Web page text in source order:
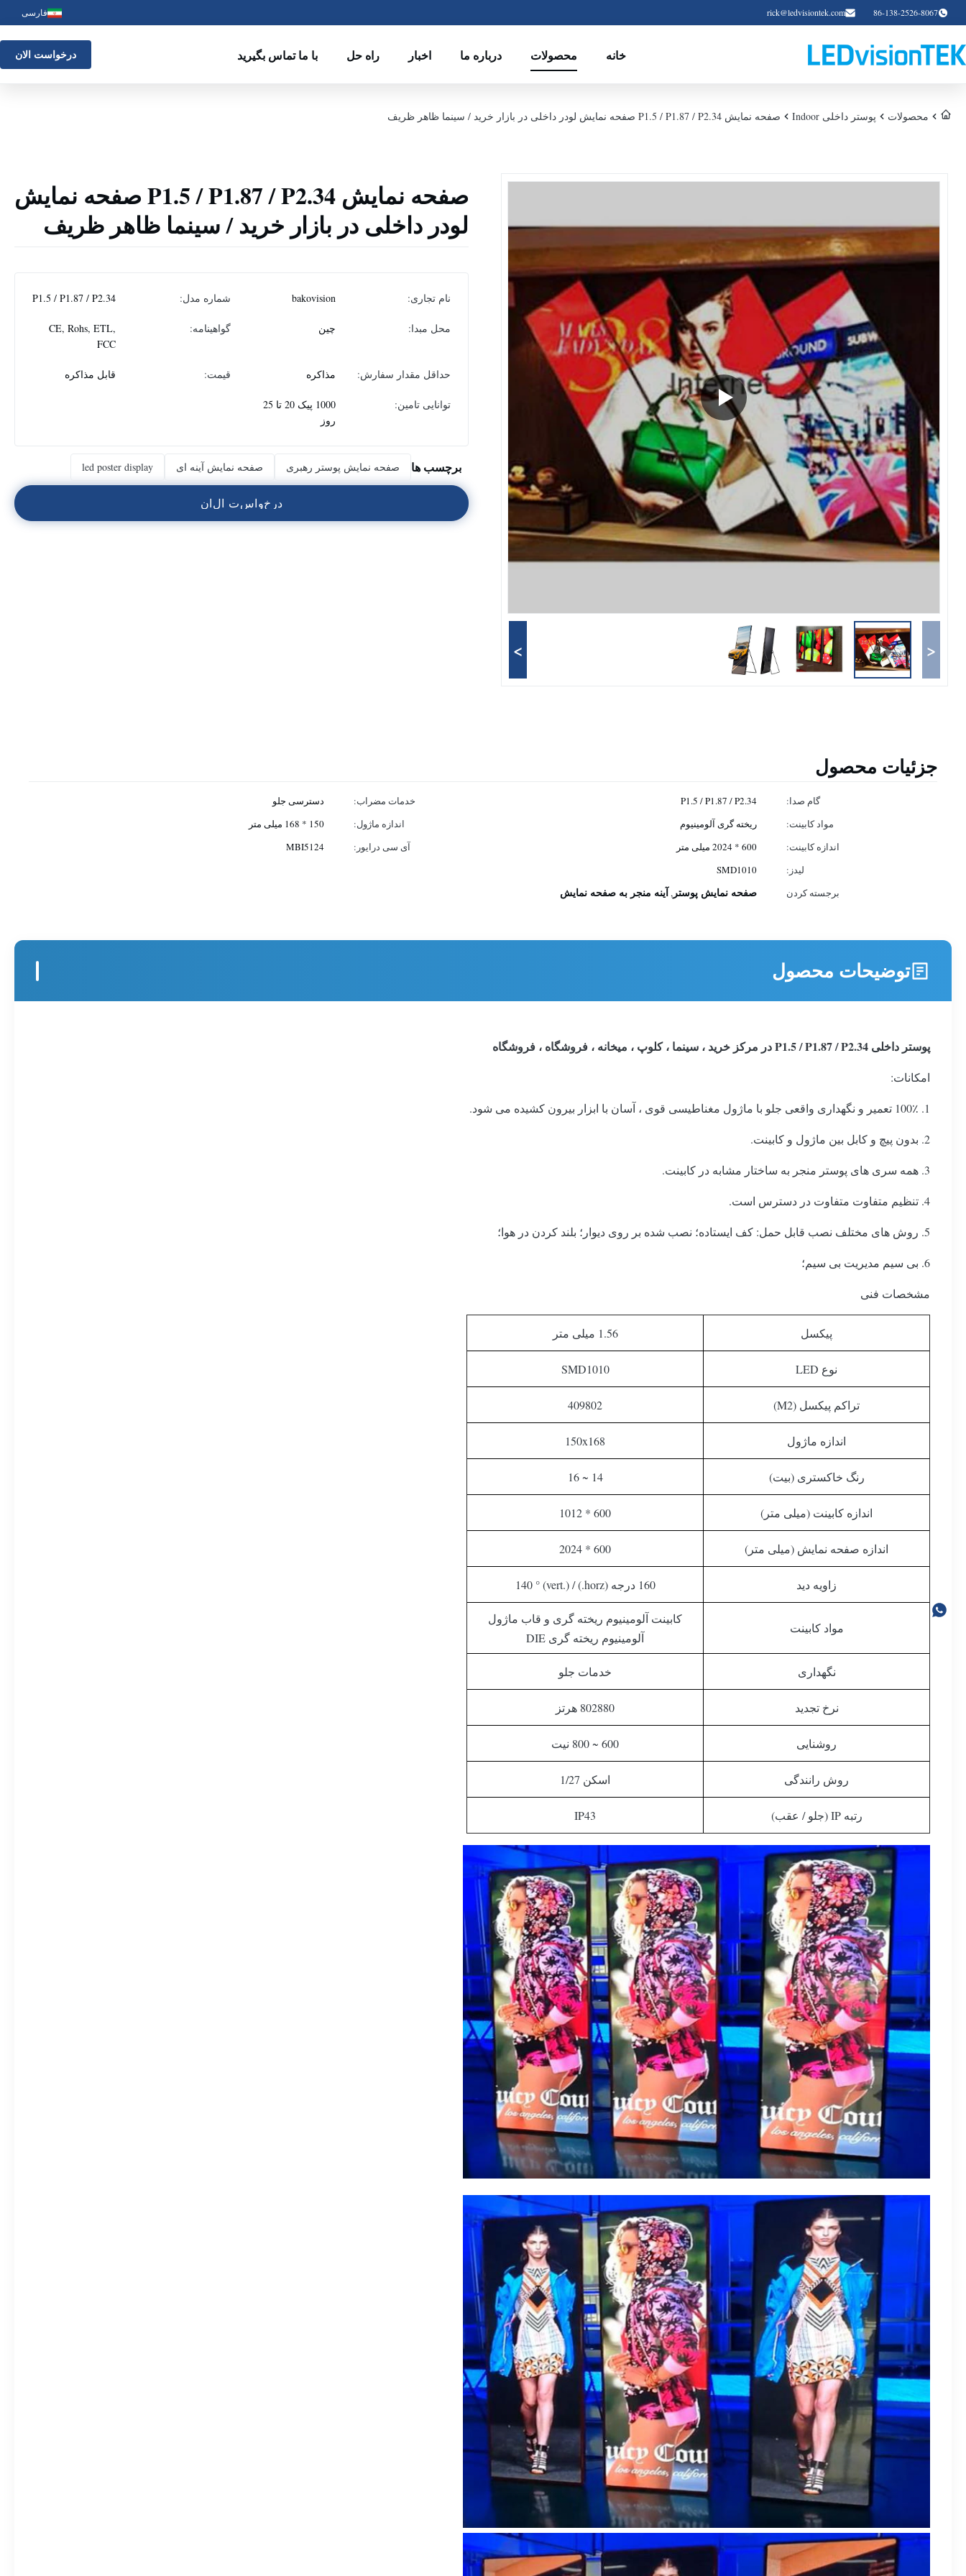
86-138-2526-8067
rick@ledvisiontek.com فارسی
خانه محصولات درباره ما اخبار راه حل با ما تماس بگیرید درخواست الان
محصولات پوستر داخلی Indoor صفحه نمایش P1.5 / P1.87 / P2.34 صفحه نمایش لودر داخلی در بازار خرید / سینما ظاهر ظریف
<
>
صفحه نمایش P1.5 / P1.87 / P2.34 صفحه نمایش
لودر داخلی در بازار خرید / سینما ظاهر ظریف
نام تجاری: bakovision شماره مدل: P1.5 / P1.87 / P2.34
محل مبدا: چين گواهینامه:
CE, Rohs, ETL,
FCC
حداقل مقدار سفارش: مذاکره قیمت: قابل مذاکره
توانایی تامین:
1000 پیک 20 تا 25
روز
برچسب ها صفحه نمایش پوستر رهبری صفحه نمایش آینه ای led poster display
در خواست الان
جزئیات محصول
گام صدا: P1.5 / P1.87 / P2.34 خدمات مضراب:
دسترسی جلو
مواد کابینت:
ریخته گری آلومینیوم اندازه ماژول:
150 * 168 میلی متر
اندازه کابینت:
600 * 2024 میلی متر آی سی درایور:
MBI5124
لیدز:
SMD1010
برجسته کردن
صفحه نمایش پوستر ,آینه منجر به صفحه نمایش
توضیحات محصول
پوستر داخلی P1.5 / P1.87 / P2.34 در مرکز خرید ، سینما ، کلوپ ، میخانه ، فروشگاه ، فروشگاه
امکانات:
1. 100٪ تعمیر و نگهداری واقعی جلو با ماژول مغناطیسی قوی ، آسان با ابزار بیرون کشیده می شود.
2. بدون پیچ و کابل بین ماژول و کابینت.
3. همه سری های پوستر منجر به ساختار مشابه در کابینت.
4. تنظیم متفاوت متفاوت در دسترس است.
5. روش های مختلف نصب قابل حمل: کف ایستاده؛ نصب شده بر روی دیوار؛ بلند کردن در هوا؛
6. بی سیم مدیریت بی سیم؛
مشخصات فنی
پیکسل 1.56 میلی متر
نوع LED SMD1010
تراکم پیکسل (M2) 409802
اندازه ماژول 150x168
رنگ خاکستری (بیت) 14 ~ 16
اندازه کابینت (میلی متر) 600 * 1012
اندازه صفحه نمایش (میلی متر) 600 * 2024
زاویه دید 160 درجه (horz.) / 140 ° (vert.)
مواد کابینت
کابینت آلومینیوم ریخته گری و قاب ماژول
آلومینیوم ریخته گری DIE
نگهداری خدمات جلو
نرخ تجدید 802880 هرتز
روشنایی 600 ~ 800 نیت
روش رانندگی اسکن 1/27
رتبه IP (جلو / عقب) IP43